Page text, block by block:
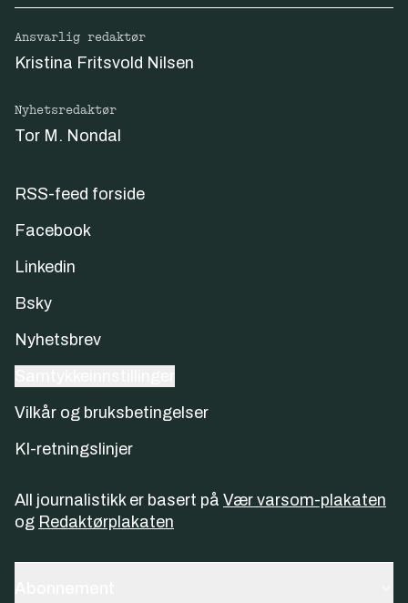
Ansvarlig redaktør
Kristina Fritsvold Nilsen
Nyhetsredaktør
Tor M. Nondal
RSS-feed forside
Facebook
Linkedin
Bsky
Nyhetsbrev
Vilkår og bruksbetingelser
KI-retningslinjer
All journalistikk er basert på Vær varsom-plakaten
og Redaktørplakaten